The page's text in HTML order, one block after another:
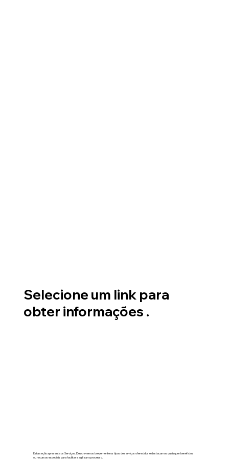
Selecione um link para
obter informações .
Esta seção apresenta os Serviços. Descrevemos brevemente os tipos de serviços oferecidos e destacamos quaisquer benefícios
ou recursos especiais para facilitar e agilizar o processo.